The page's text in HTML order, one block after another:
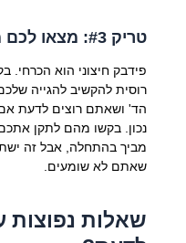
טריק #3: מצאו לכם מאמן כושר לשוני
פידבק חיצוני הוא הכרחי.
רוסית להקשיב להגייה
הד' ושאתם רוצים לדעת
נכון. בקשו מהם לתקן
מביך בהתחלה, אבל זה
שאתם לא שומעים.